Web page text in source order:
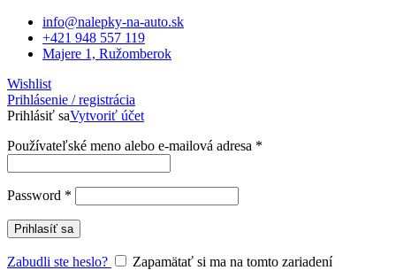
info@nalepky-na-auto.sk
+421 948 557 119
Majere 1, Ružomberok
Wishlist
Prihlásenie / registrácia
Prihlásiť saVytvoriť účet
Používateľské meno alebo e-mailová adresa *
Password *
Prihlasíť sa
Zabudli ste heslo? Zapamätať si ma na tomto zariadení